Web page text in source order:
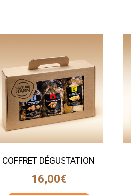
COFFRET DÉGUSTATION
16,00€